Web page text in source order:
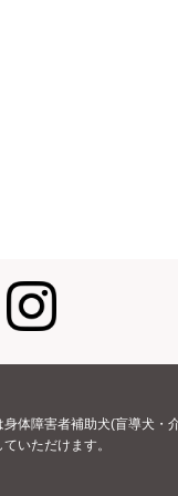
身体障害者補助犬(盲導犬・
いただけます。